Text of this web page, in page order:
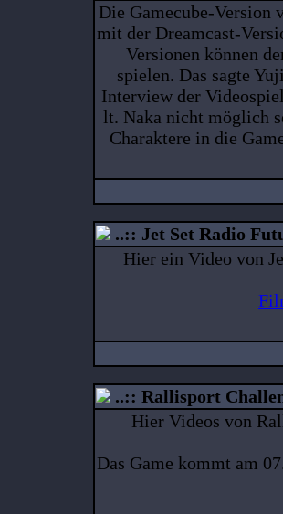
Die Gamecube-Version
mit der Dreamcast-
Versionen können
spielen. Das sagte
Interview der
lt. Naka nicht möglich
Charaktere in die
..:: Jet Set Radio
Hier ein Video von
..:: Rallisport
Hier Videos von
Das Game kommt am